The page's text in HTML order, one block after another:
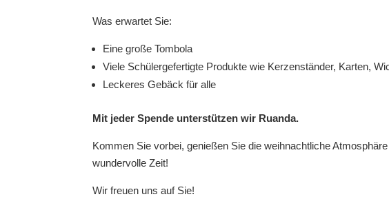
Was erwartet Sie:
Eine große Tombola
Viele Schülergefertigte Produkte wie Kerzenständer, Karten,
Leckeres Gebäck für alle
Mit jeder Spende unterstützen wir Ruanda.
Kommen Sie vorbei, genießen Sie die weihnachtliche
wundervolle Zeit!
Wir freuen uns auf Sie!